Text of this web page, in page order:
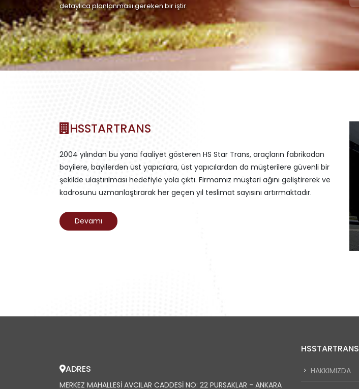
detaylıca planlanması gereken bir iştir.
HSSTARTRANS
2004 yılından bu yana faaliyet gösteren HS Star Trans, araçların fabrikadan
bayilere, bayilerden üst yapıcılara, üst yapıcılardan da müşterilere güvenli bir
şekilde ulaştırılması hedefiyle yola çıktı. Firmamız müşteri ağını geliştirerek ve
kadrosunu uzmanlaştırarak her geçen yıl teslimat sayısını artırmaktadır.
Devamı
ADRES
MERKEZ MAHALLESI AVCILAR CADDESI NO: 22 PURSAKLAR - ANKARA
HSSTARTRANS
HAKKIMIZDA